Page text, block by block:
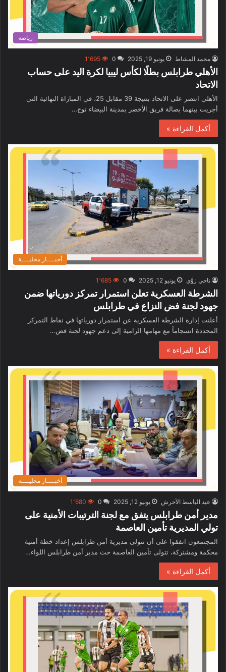
رياضة
محمد المشاط يونيو 19, 2025 0 1٬695
الأهلي طرابلس بطلًا لكأس ليبيا لكرة اليد على حساب
الاتحاد
الأهلي انتصر على الاتحاد بنتيجة 39 مقابل 25، في المباراة النهائية التي
أجريت بينهما بصالة فريق الأخضر بمدينة البيضاء توج…
أكمل القراءة »
أخبــــار محليــــة
ناجي زوَّي يونيو 12, 2025 0 1٬685
الشرطة العسكرية تعلن استمرار تمركز دورياتها ضمن
جهود لجنة فض النزاع في طرابلس
أعلنت إدارة الشرطة العسكرية عن استمرار دورياتها في نقاط التمركز
المحددة انسجاماً مع مهامها الرامية إلى دعم جهود لجنة فض…
أكمل القراءة »
أخبــــار محليــــة
عبد الباسط الأحرش يونيو 12, 2025 0 1٬680
مدير أمن طرابلس يتفق مع لجنة الترتيبات الأمنية على
تولي المديرية تأمين العاصمة
المجتمعون اتفقوا على أن تتولى مديرية أمن طرابلس إعداد خطة أمنية
محكمة ومشتركة، تتولى تأمين العاصمة حث مدير أمن طرابلس اللواء…
أكمل القراءة »